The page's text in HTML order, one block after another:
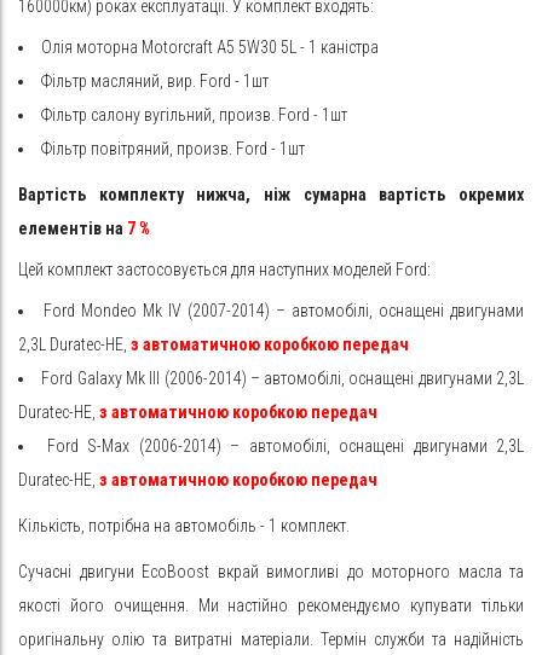
160000км) роках експлуатації. У комплект входять:
Олія моторна Motorcraft A5 5W30 5L - 1 каністра
Фільтр масляний, вир. Ford - 1шт
Фільтр салону вугільний, произв. Ford - 1шт
Фільтр повітряний, произв. Ford - 1шт
Вартість комплекту нижча, ніж сумарна вартість окремих
елементів на 7%
Цей комплект застосовується для наступних моделей Ford:
Ford Mondeo Mk IV (2007-2014) – автомобілі, оснащені двигунами
2,3L Duratec-HE, з автоматичною коробкою передач
Ford Galaxy Mk III (2006-2014) – автомобілі, оснащені двигунами 2,3L
Duratec-HE, з автоматичною коробкою передач
Ford S-Max (2006-2014) – автомобілі, оснащені двигунами 2,3L
Duratec-HE, з автоматичною коробкою передач
Кількість, потрібна на автомобіль - 1 комплект.
Сучасні двигуни EcoBoost вкрай вимогливі до моторного масла та
якості його очищення. Ми настійно рекомендуємо купувати тільки
оригінальну олію та витратні матеріали. Термін служби та надійність